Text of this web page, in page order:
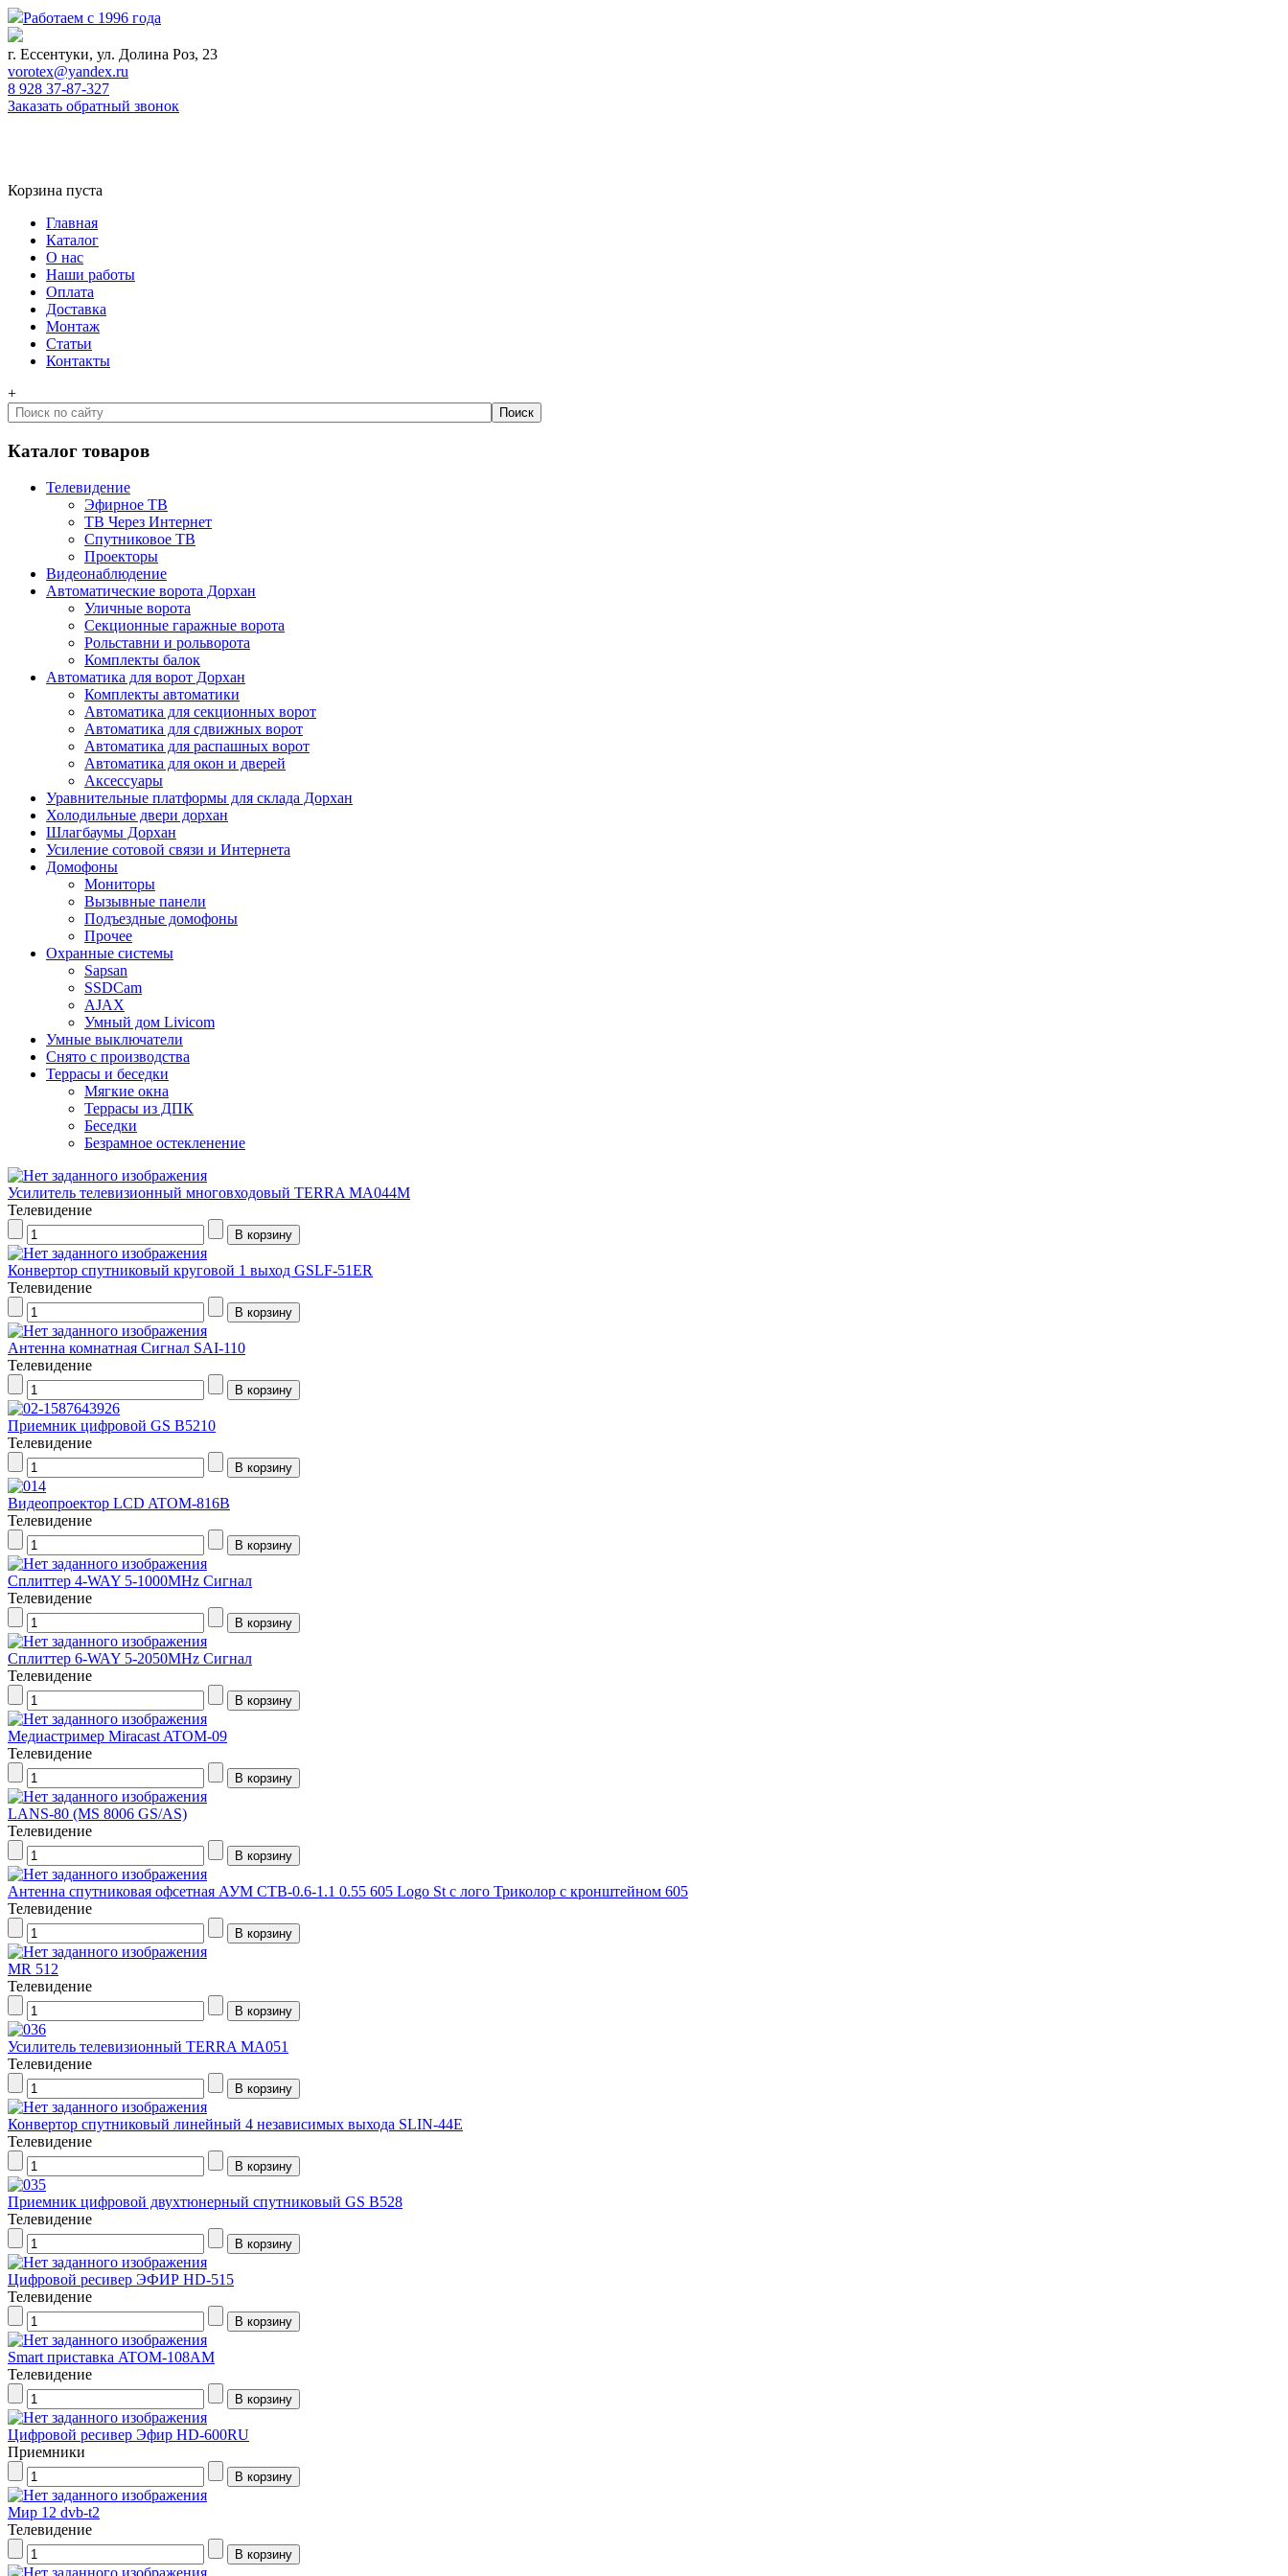
Работаем с 1996 года
г. Ессентуки, ул. Долина Роз, 23
vorotex@yandex.ru
8 928 37-87-327
Заказать обратный звонок
Корзина пуста
Главная
Каталог
О нас
Наши работы
Оплата
Доставка
Монтаж
Статьи
Контакты
+
Каталог товаров
Телевидение
Эфирное ТВ
ТВ Через Интернет
Спутниковое ТВ
Проекторы
Видеонаблюдение
Автоматические ворота Дорхан
Уличные ворота
Секционные гаражные ворота
Рольставни и рольворота
Комплекты балок
Автоматика для ворот Дорхан
Комплекты автоматики
Автоматика для секционных ворот
Автоматика для сдвижных ворот
Автоматика для распашных ворот
Автоматика для окон и дверей
Аксессуары
Уравнительные платформы для склада Дорхан
Холодильные двери дорхан
Шлагбаумы Дорхан
Усиление сотовой связи и Интернета
Домофоны
Мониторы
Вызывные панели
Подъездные домофоны
Прочее
Охранные системы
Sapsan
SSDCam
AJAX
Умный дом Livicom
Умные выключатели
Снято с производства
Террасы и беседки
Мягкие окна
Террасы из ДПК
Беседки
Безрамное остекленение
Усилитель телевизионный многовходовый TERRA MA044M
Телевидение
Конвертор спутниковый круговой 1 выход GSLF-51ER
Телевидение
Антенна комнатная Сигнал SAI-110
Телевидение
Приемник цифровой GS В5210
Телевидение
Видеопроектор LCD ATOM-816B
Телевидение
Сплиттер 4-WAY 5-1000MHz Сигнал
Телевидение
Сплиттер 6-WAY 5-2050MHz Сигнал
Телевидение
Медиастример Miracast ATOM-09
Телевидение
LANS-80 (MS 8006 GS/AS)
Телевидение
Антенна спутниковая офсетная АУМ CTB-0.6-1.1 0.55 605 Logo St с лого Триколор с кронштейном 605
Телевидение
MR 512
Телевидение
Усилитель телевизионный TERRA MA051
Телевидение
Конвертор спутниковый линейный 4 независимых выхода SLIN-44E
Телевидение
Приемник цифровой двухтюнерный спутниковый GS B528
Телевидение
Цифровой ресивер ЭФИР HD-515
Телевидение
Smart приставка ATOM-108AM
Телевидение
Цифровой ресивер Эфир HD-600RU
Приемники
Мир 12 dvb-t2
Телевидение